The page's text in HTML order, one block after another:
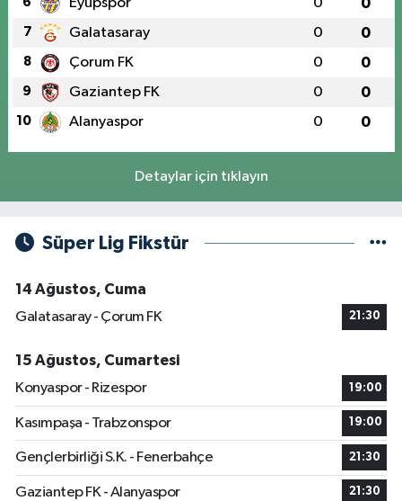
Eyüpspor 0 0
7 Galatasaray 0 0
8 Çorum FK 0 0
9 Gaziantep FK 0 0
10 Alanyaspor 0 0
Detaylar için tıklayın
Süper Lig Fikstür
14 Ağustos, Cuma
Galatasaray - Çorum FK
21:30
15 Ağustos, Cumartesi
Konyaspor - Rizespor
19:00
Kasımpaşa - Trabzonspor 19:00
Gençlerbirliği S.K. - Fenerbahçe 21:30
Gaziantep FK - Alanyaspor 21:30